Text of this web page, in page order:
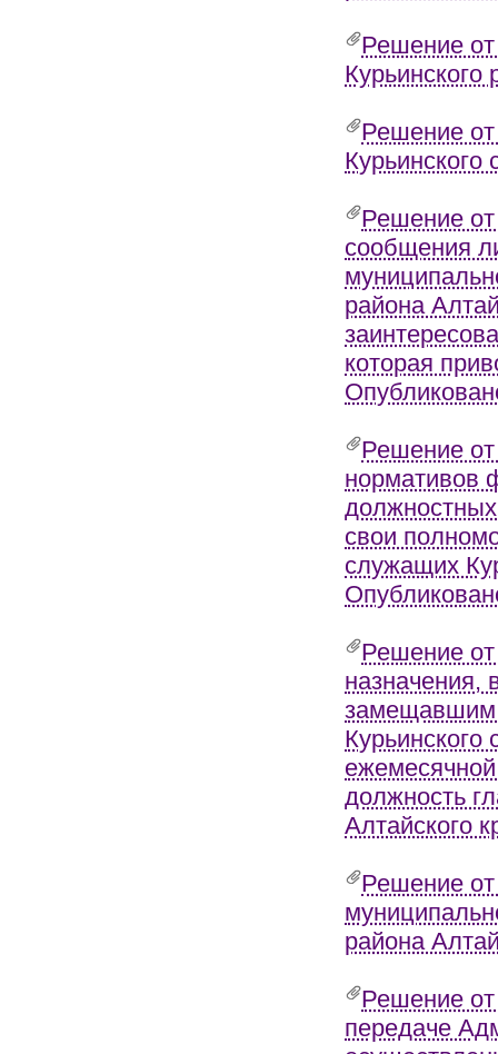
Решение
Курьинского
Решение
Курьинского
Решение
сообщения
района
которая
Решение
нормативов
свои
служащих
Решение
назначения,
замещавшим
Курьинского
должность
Алтайского
Решение
района
Решение
передаче